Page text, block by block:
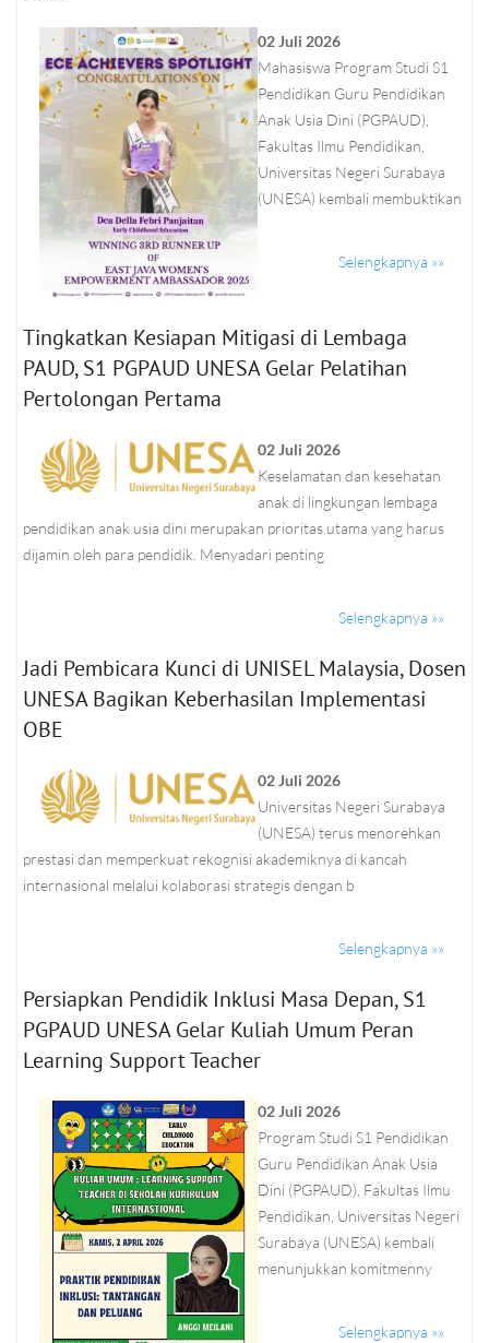
02 Juli 2026
Mahasiswa Program Studi S1
Pendidikan Guru Pendidikan
Anak Usia Dini (PGPAUD),
Fakultas Ilmu Pendidikan,
Universitas Negeri Surabaya
(UNESA) kembali membuktikan
Selengkapnya »»
Tingkatkan Kesiapan Mitigasi di Lembaga
PAUD, S1 PGPAUD UNESA Gelar Pelatihan
Pertolongan Pertama
02 Juli 2026
Keselamatan dan kesehatan
anak di lingkungan lembaga
pendidikan anak usia dini merupakan prioritas utama yang harus
dijamin oleh para pendidik. Menyadari penting
Selengkapnya »»
Jadi Pembicara Kunci di UNISEL Malaysia, Dosen
UNESA Bagikan Keberhasilan Implementasi
OBE
02 Juli 2026
Universitas Negeri Surabaya
(UNESA) terus menorehkan
prestasi dan memperkuat rekognisi akademiknya di kancah
internasional melalui kolaborasi strategis dengan b
Selengkapnya »»
Persiapkan Pendidik Inklusi Masa Depan, S1
PGPAUD UNESA Gelar Kuliah Umum Peran
Learning Support Teacher
02 Juli 2026
Program Studi S1 Pendidikan
Guru Pendidikan Anak Usia
Dini (PGPAUD), Fakultas Ilmu
Pendidikan, Universitas Negeri
Surabaya (UNESA) kembali
menunjukkan komitmenny
Selengkapnya »»